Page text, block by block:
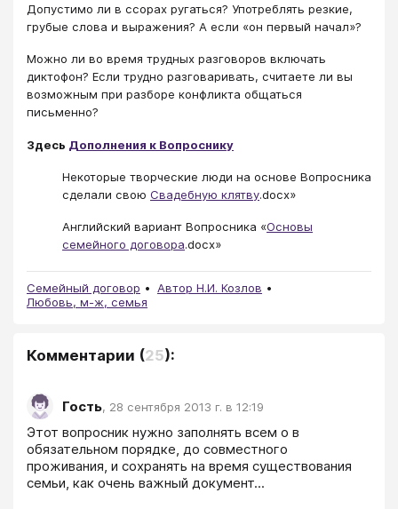
Допустимо ли в ссорах ругаться? Употреблять резкие,
грубые слова и выражения? А если «он первый начал»?
Можно ли во время трудных разговоров включать
диктофон? Если трудно разговаривать, считаете ли вы
возможным при разборе конфликта общаться
письменно?
Здесь Дополнения к Вопроснику
Некоторые творческие люди на основе Вопросника
сделали свою Свадебную клятву.docx»
Английский вариант Вопросника «Основы
семейного договора.docx»
Семейный договор
Автор Н.И. Козлов
Любовь, м-ж, семья
Комментарии (25):
Гость, 28 сентября 2013 г. в 12:19
Этот вопросник нужно заполнять всем о в
обязательном порядке, до совместного
проживания, и сохранять на время существования
семьи, как очень важный документ...